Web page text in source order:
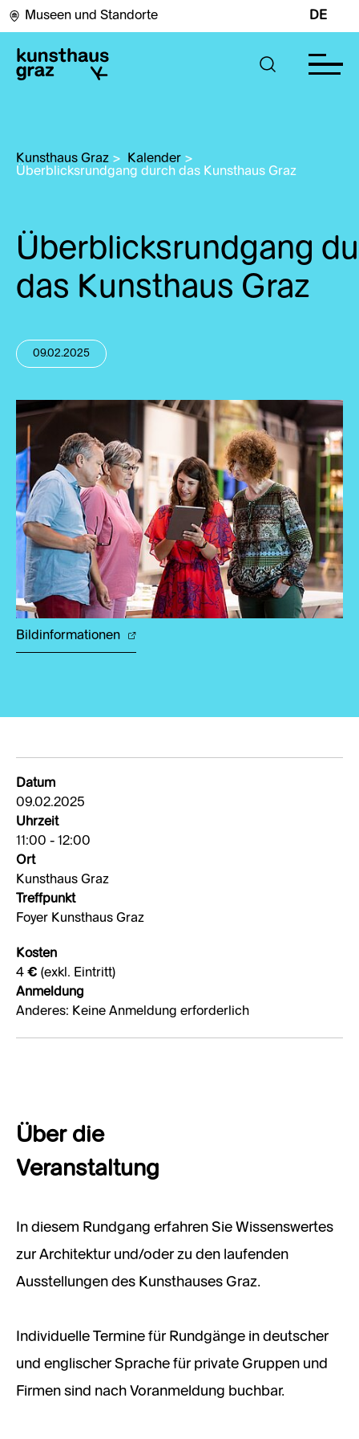
Museen und Standorte DE
Kunsthaus Graz > Kalender >
Überblicksrundgang durch das Kunsthaus Graz
Überblicksrundgang
das Kunsthaus Graz
09.02.2025
Bildinformationen
Datum
09.02.2025
Uhrzeit
11:00 - 12:00
Ort
Kunsthaus Graz
Treffpunkt
Foyer Kunsthaus Graz
Kosten
4 € (exkl. Eintritt)
Anmeldung
Anderes: Keine Anmeldung erforderlich
Über die
Veranstaltung
In diesem Rundgang erfahren Sie Wissenswertes
zur Architektur und/oder zu den laufenden
Ausstellungen des Kunsthauses Graz.
Individuelle Termine für Rundgänge in deutscher
und englischer Sprache für private Gruppen und
Firmen sind nach Voranmeldung buchbar.